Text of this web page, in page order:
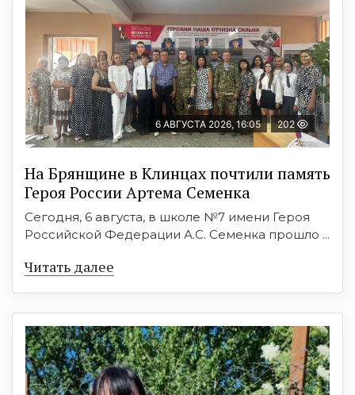
6 АВГУСТА 2026, 16:05 202
На Брянщине в Клинцах почтили память
Героя России Артема Семенка
Сегодня, 6 августа, в школе №7 имени Героя
Российской Федерации А.С. Семенка прошло ...
Читать далее